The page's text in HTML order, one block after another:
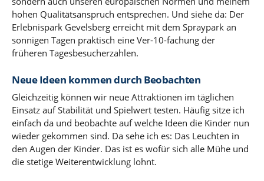
hohen Qualitätsanspruch entsprechen. Und siehe da: Der
Erlebnispark Gevelsberg erreicht mit dem Spraypark an
sonnigen Tagen praktisch eine Ver-10-fachung der
früheren Tagesbesucherzahlen.
Neue Ideen kommen durch Beobachten
Gleichzeitig können wir neue Attraktionen im täglichen
Einsatz auf Stabilität und Spielwert testen. Häufig sitze ich
einfach da und beobachte auf welche Ideen die Kinder nun
wieder gekommen sind. Da sehe ich es: Das Leuchten in
den Augen der Kinder. Das ist es wofür sich alle Mühe und
die stetige Weiterentwicklung lohnt.